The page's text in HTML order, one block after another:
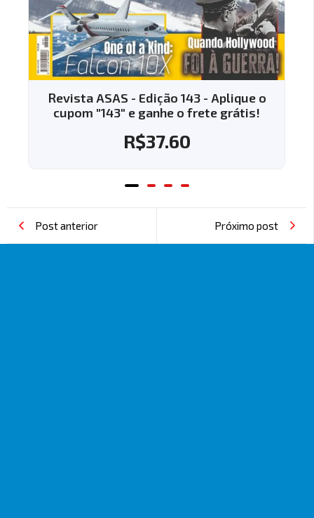
Revista ASAS - Edição 143 - Aplique o
cupom "143" e ganhe o frete grátis!
R$37.60
Post anterior Próximo post